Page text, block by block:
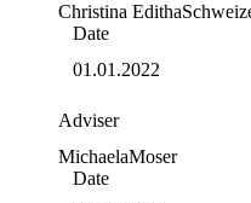
Christina Editha
Date
01.01.2022
Adviser
MichaelaMoser
Date